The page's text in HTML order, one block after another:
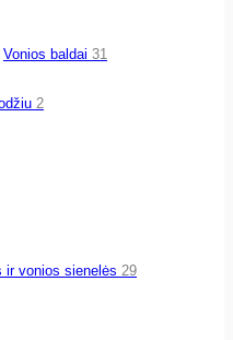
Vonios baldai 31
2
ir vonios sienelės 29